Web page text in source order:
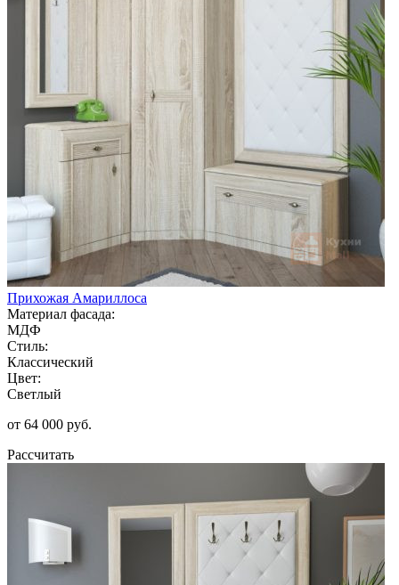
Прихожая Амариллоса
Материал фасада:
МДФ
Стиль:
Классический
Цвет:
Светлый
от 64 000 руб.
Рассчитать